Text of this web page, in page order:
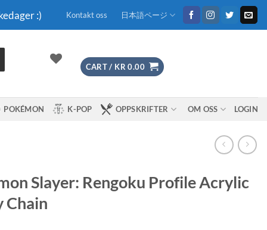
:) Kontakt oss 日本語ページ
CART / KR 0.00
POKÉMON K-POP OPPSKRIFTER OM OSS LOGIN
Slayer: Rengoku Profile Acrylic
Chain